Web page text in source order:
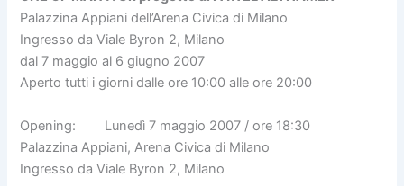
Palazzina Appiani dell’Arena Civica di Milano
Ingresso da Viale Byron 2, Milano
dal 7 maggio al 6 giugno 2007
Aperto tutti i giorni dalle ore 10:00 alle ore 20:00
Opening: Lunedì 7 maggio 2007 / ore 18:30
Palazzina Appiani, Arena Civica di Milano
Ingresso da Viale Byron 2, Milano